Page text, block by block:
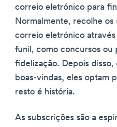
correio eletrónico para
Normalmente, recolhe os
correio eletrónico
funil, como concursos ou
fidelização. Depois disso,
boas-vindas, eles optam
resto é história.
As subscrições são a